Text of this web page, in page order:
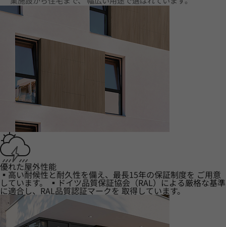
優れた屋外性能
▪高い耐候性と耐久性を備え、最長15年の保証制度を ご用意
しています。 ▪ドイツ品質保証協会（RAL）による厳格な基準
に適合し、RAL品質認証マークを 取得しています。